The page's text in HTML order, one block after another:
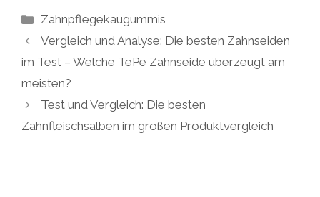
Kategorien
Zahnpflegekaugummis
Vergleich und Analyse: Die besten Zahnseiden
im Test – Welche TePe Zahnseide überzeugt am
meisten?
Test und Vergleich: Die besten
Zahnfleischsalben im großen Produktvergleich